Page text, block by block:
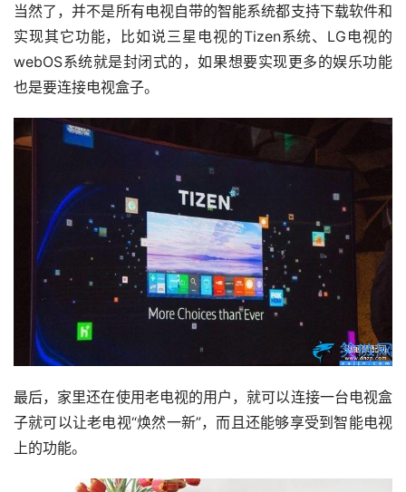
当然了，并不是所有电视自带的智能系统都支持下载软件和
实现其它功能，比如说三星电视的Tizen系统、LG电视的
webOS系统就是封闭式的，如果想要实现更多的娱乐功能
也是要连接电视盒子。
最后，家里还在使用老电视的用户，就可以连接一台电视盒
子就可以让老电视“焕然一新”，而且还能够享受到智能电视
上的功能。